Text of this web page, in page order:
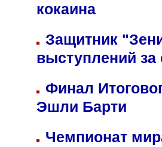
кокаина
Защитник
выступлений
Финал
Эшли Барти
Чемпионат